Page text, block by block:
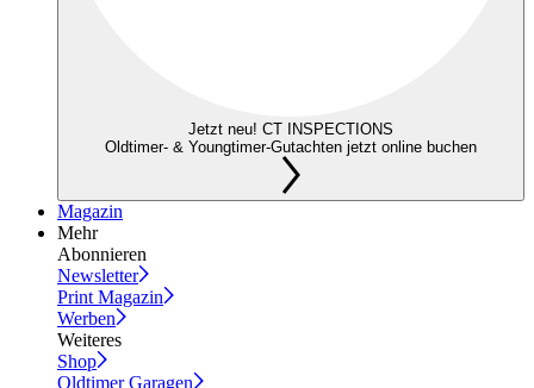
Jetzt neu! CT INSPECTIONS
Oldtimer- & Youngtimer-Gutachten jetzt online buchen
Magazin
Mehr
Abonnieren
Newsletter
Print Magazin
Werben
Weiteres
Shop
Oldtimer Garagen